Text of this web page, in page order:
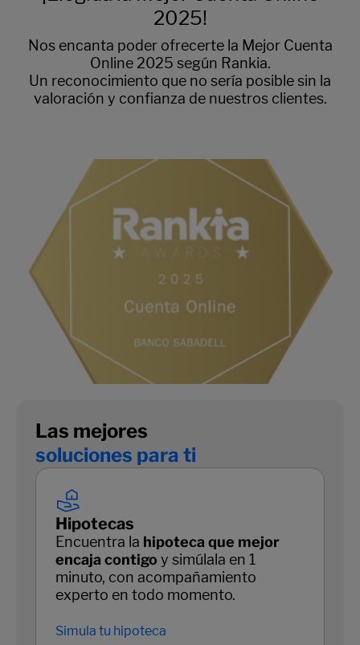
2025!
Nos encanta poder ofrecerte la Mejor Cuenta
Online 2025 según Rankia.
Un reconocimiento que no sería posible sin la
valoración y confianza de nuestros clientes.
Las mejores
soluciones para ti
Hipotecas
Encuentra la hipoteca que mejor
encaja contigo y simúlala en 1
minuto, con acompañamiento
experto en todo momento.
Simula tu hipoteca